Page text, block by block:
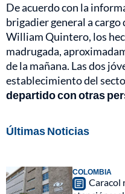
De acuerdo con la
brigadier general a
William Quintero, los
madrugada,
de la mañana. Las dos
establecimiento del
departido con otras
Últimas Noticias
COLOMBIA
Caracol